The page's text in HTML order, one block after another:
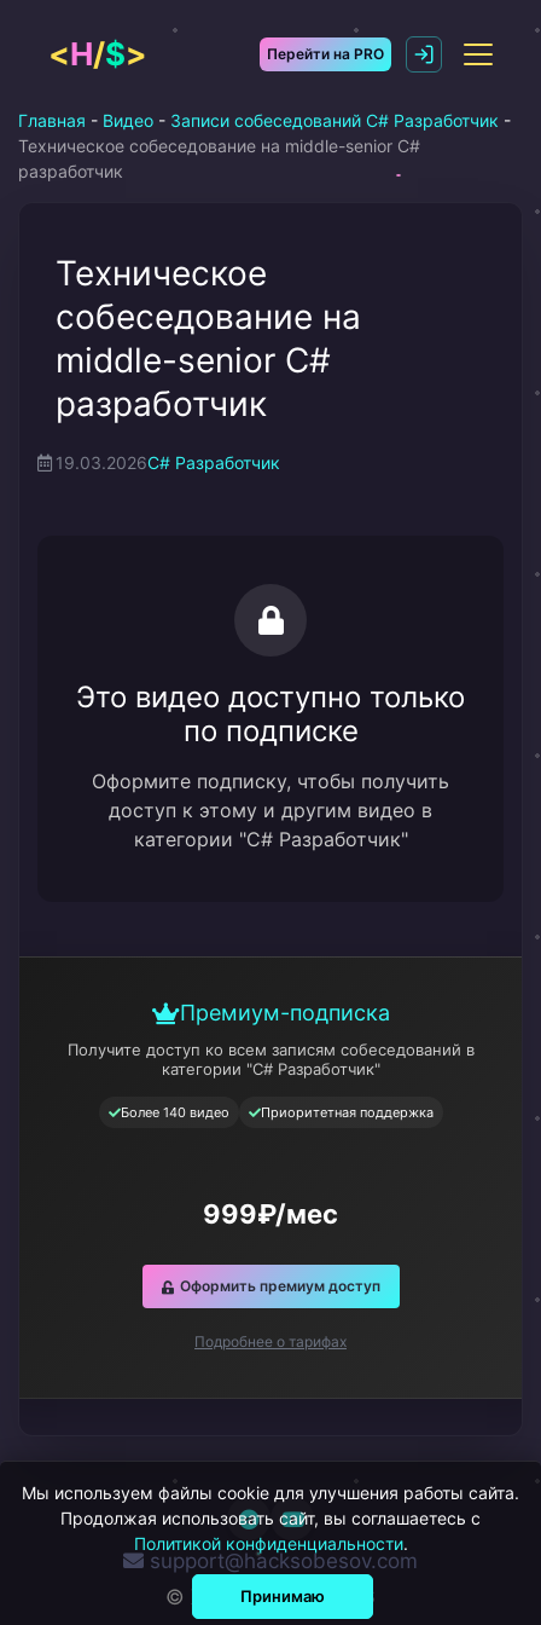
содержимому
<H/$> Перейти на PRO
Главная - Видео - Записи собеседований C# Разработчик -
Техническое собеседование на middle-senior C#
разработчик
Техническое
собеседование на
middle-senior C#
разработчик
19.03.2026C# Разработчик
Это видео доступно только
по подписке
Оформите подписку, чтобы получить
доступ к этому и другим видео в
категории "C# Разработчик"
Премиум-подписка
Получите доступ ко всем записям собеседований в
категории "C# Разработчик"
Более 140 видео Приоритетная поддержка
999₽/мес
Оформить премиум доступ
Подробнее о тарифах
© ХакСобесов, 2026
support@hacksobesov.com
Мы используем файлы cookie для улучшения работы сайта.
Продолжая использовать сайт, вы соглашаетесь с
Политикой конфиденциальности.
Принимаю